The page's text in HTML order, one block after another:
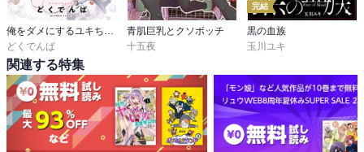
どくでんぱ
青肌巨乳とクソボッチ
十五夜
完結
黒の血族
玉川ユキ
関連する特集